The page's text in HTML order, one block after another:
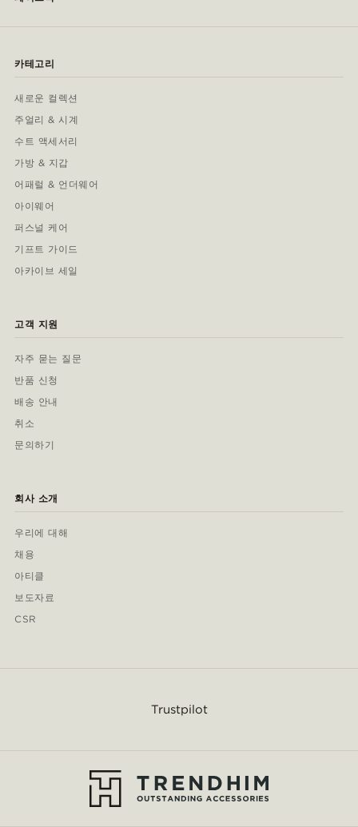
카테고리
새로운 컬렉션
주얼리 & 시계
수트 액세서리
가방 & 지갑
어패럴 & 언더웨어
아이웨어
퍼스널 케어
기프트 가이드
아카이브 세일
고객 지원
자주 묻는 질문
반품 신청
배송 안내
취소
문의하기
회사 소개
우리에 대해
채용
아티클
보도자료
CSR
Trustpilot